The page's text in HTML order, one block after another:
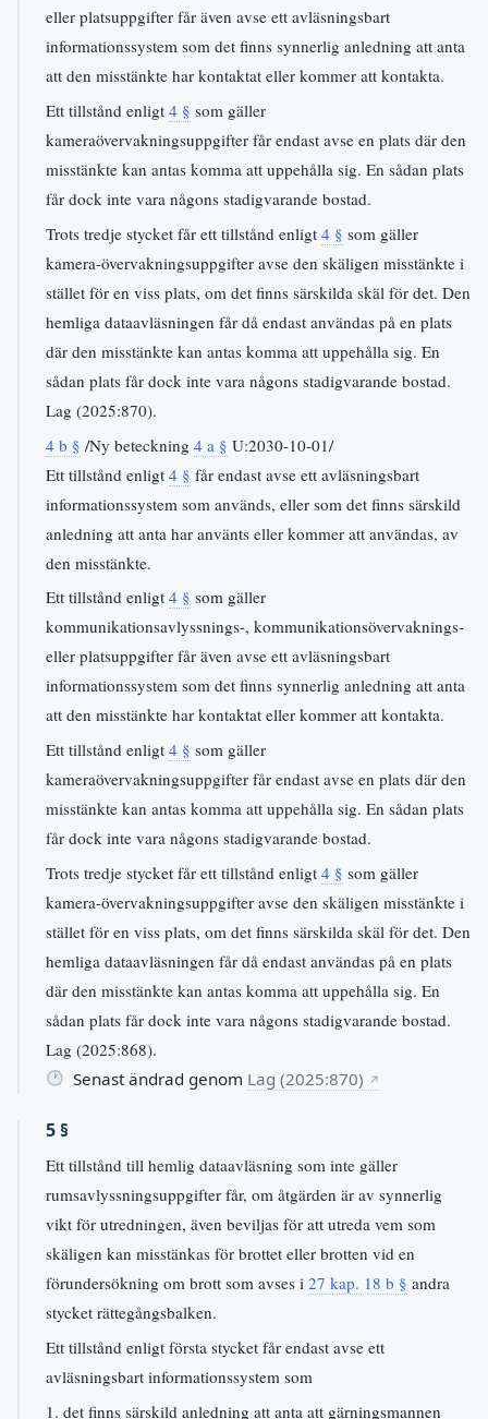
eller platsuppgifter får även avse ett avläsningsbart
informationssystem som det finns synnerlig anledning att anta
att den misstänkte har kontaktat eller kommer att kontakta.
Ett tillstånd enligt 4 § som gäller
kameraövervakningsuppgifter får endast avse en plats där den
misstänkte kan antas komma att uppehålla sig. En sådan plats
får dock inte vara någons stadigvarande bostad.
Trots tredje stycket får ett tillstånd enligt 4 § som gäller
kamera-övervakningsuppgifter avse den skäligen misstänkte i
stället för en viss plats, om det finns särskilda skäl för det. Den
hemliga dataavläsningen får då endast användas på en plats
där den misstänkte kan antas komma att uppehålla sig. En
sådan plats får dock inte vara någons stadigvarande bostad.
Lag (2025:870).
4 b § /Ny beteckning 4 a § U:2030-10-01/
Ett tillstånd enligt 4 § får endast avse ett avläsningsbart
informationssystem som används, eller som det finns särskild
anledning att anta har använts eller kommer att användas, av
den misstänkte.
Ett tillstånd enligt 4 § som gäller
kommunikationsavlyssnings-, kommunikationsövervaknings-
eller platsuppgifter får även avse ett avläsningsbart
informationssystem som det finns synnerlig anledning att anta
att den misstänkte har kontaktat eller kommer att kontakta.
Ett tillstånd enligt 4 § som gäller
kameraövervakningsuppgifter får endast avse en plats där den
misstänkte kan antas komma att uppehålla sig. En sådan plats
får dock inte vara någons stadigvarande bostad.
Trots tredje stycket får ett tillstånd enligt 4 § som gäller
kamera-övervakningsuppgifter avse den skäligen misstänkte i
stället för en viss plats, om det finns särskilda skäl för det. Den
hemliga dataavläsningen får då endast användas på en plats
där den misstänkte kan antas komma att uppehålla sig. En
sådan plats får dock inte vara någons stadigvarande bostad.
Lag (2025:868).
Senast ändrad genom Lag (2025:870) ↗
5 §
Ett tillstånd till hemlig dataavläsning som inte gäller
rumsavlyssningsuppgifter får, om åtgärden är av synnerlig
vikt för utredningen, även beviljas för att utreda vem som
skäligen kan misstänkas för brottet eller brotten vid en
förundersökning om brott som avses i 27 kap. 18 b § andra
stycket rättegångsbalken.
Ett tillstånd enligt första stycket får endast avse ett
avläsningsbart informationssystem som
1. det finns särskild anledning att anta att gärningsmannen